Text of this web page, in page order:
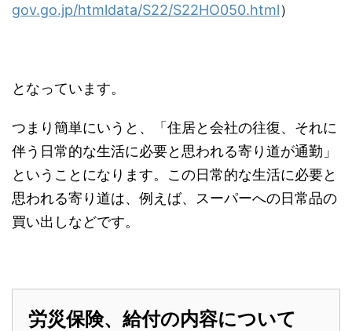
gov.go.jp/htmldata/S22/S22HO050.html）
となっています。
つまり簡単にいうと、「住居と会社の往復、それに
伴う日常的な生活に必要と思われる寄り道が通勤」
ということになります。この日常的な生活に必要と
思われる寄り道は、例えば、スーパーへの日常品の
買い出しなどです。
労災保険、給付の内容について